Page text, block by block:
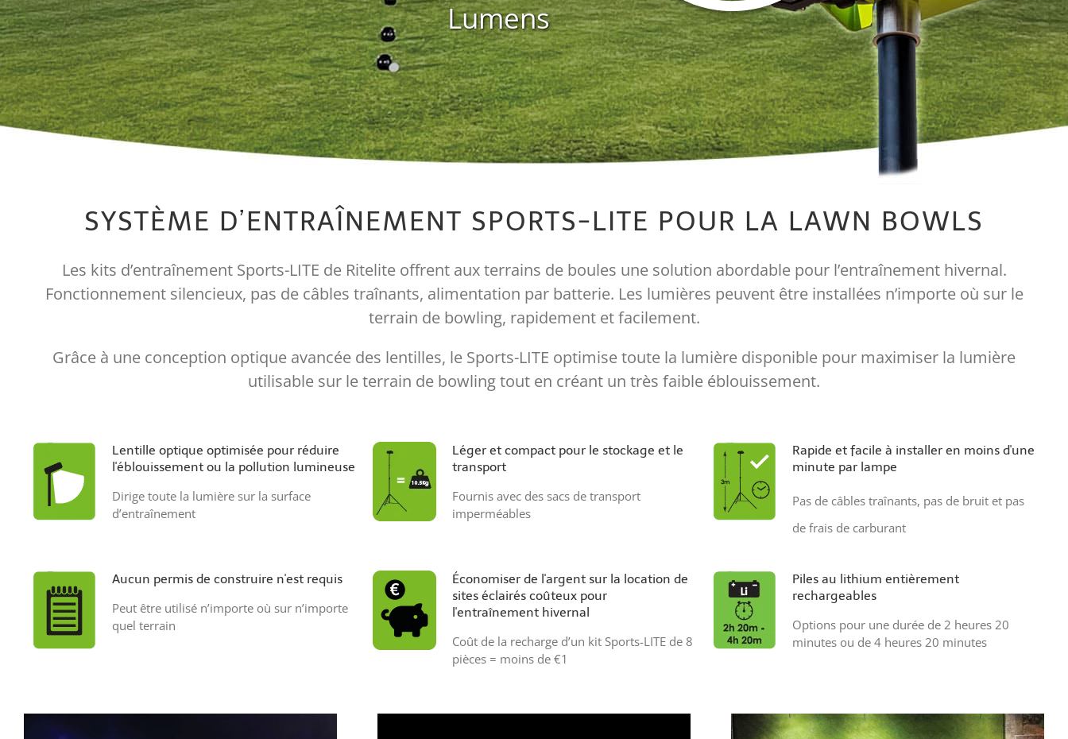
Lumens
SYSTÈME D’ENTRAÎNEMENT SPORTS-LITE POUR LA LAWN BOWLS
Les kits d’entraînement Sports-LITE de Ritelite offrent aux terrains de boules une solution abordable pour l’entraînement hivernal.
Fonctionnement silencieux, pas de câbles traînants, alimentation par batterie. Les lumières peuvent être installées n’importe où sur le
terrain de bowling, rapidement et facilement.
Grâce à une conception optique avancée des lentilles, le Sports-LITE optimise toute la lumière disponible pour maximiser la lumière
utilisable sur le terrain de bowling tout en créant un très faible éblouissement.
Lentille optique optimisée pour réduire
l'éblouissement ou la pollution lumineuse
Dirige toute la lumière sur la surface
d’entraînement
Léger et compact pour le stockage et le
transport
Fournis avec des sacs de transport
imperméables
Rapide et facile à installer en moins d'une
minute par lampe
Pas de câbles traînants, pas de bruit et pas
de frais de carburant
Aucun permis de construire n'est requis
Peut être utilisé n’importe où sur n’importe
quel terrain
Économiser de l'argent sur la location de
sites éclairés coûteux pour
l'entraînement hivernal
Coût de la recharge d’un kit Sports-LITE de 8
pièces = moins de €1
Piles au lithium entièrement
rechargeables
Options pour une durée de 2 heures 20
minutes ou de 4 heures 20 minutes